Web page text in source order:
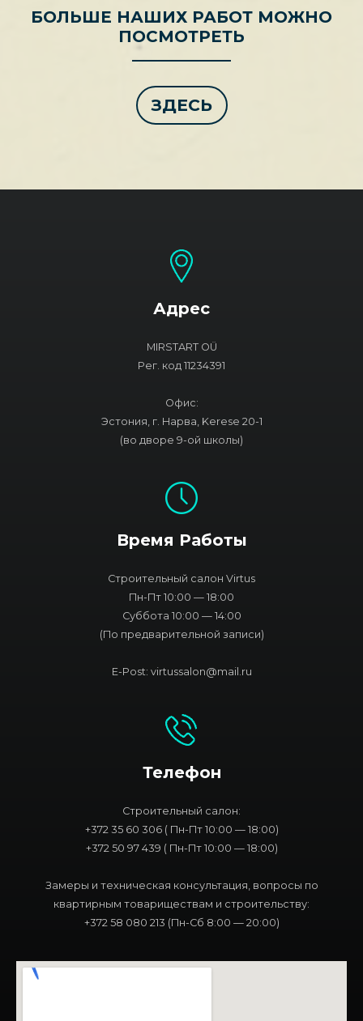
БОЛЬШЕ НАШИХ РАБОТ МОЖНО
ПОСМОТРЕТЬ
ЗДЕСЬ
Адрес
MIRSTART OÜ
Рег. код 11234391
Офис:
Эстония, г. Нарва, Kerese 20-1
(во дворе 9-ой школы)
Время Работы
Строительный салон Virtus
Пн-Пт 10:00 — 18:00
Суббота 10:00 — 14:00
(По предварительной записи)
E-Post: virtussalon@mail.ru
Телефон
Строительный салон:
+372 35 60 306 ( Пн-Пт 10:00 — 18:00)
+372 50 97 439 ( Пн-Пт 10:00 — 18:00)
Замеры и техническая консультация, вопросы по
квартирным товариществам и строительству:
+372 58 080 213 (Пн-Сб 8:00 — 20:00)